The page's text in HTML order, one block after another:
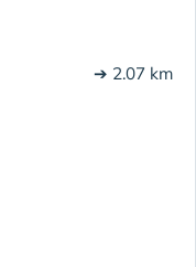
➔ 2.07 km